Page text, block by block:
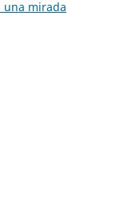
una mirada